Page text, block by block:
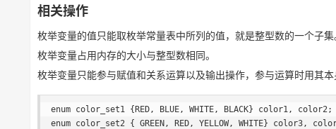
相关操作
枚举变量的值只能取枚举常量表中所列的值，就是整型数的一个子集
枚举变量占用内存的大小与整型数相同。
枚举变量只能参与赋值和关系运算以及输出操作，参与运算时用其本
enum color_set1 {RED, BLUE, WHITE, BLACK} color1, color2;
enum color_set2 { GREEN, RED, YELLOW, WHITE} color3,